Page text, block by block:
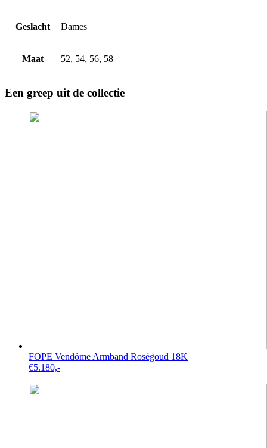
Geslacht Dames
Maat 52, 54, 56, 58
Een greep uit de collectie
FOPE Vendôme Armband Roségoud 18K
€5.180,-